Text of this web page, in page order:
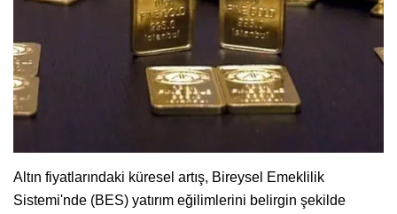
Altın fiyatlarındaki küresel artış, Bireysel Emeklilik
Sistemi'nde (BES) yatırım eğilimlerini belirgin şekilde